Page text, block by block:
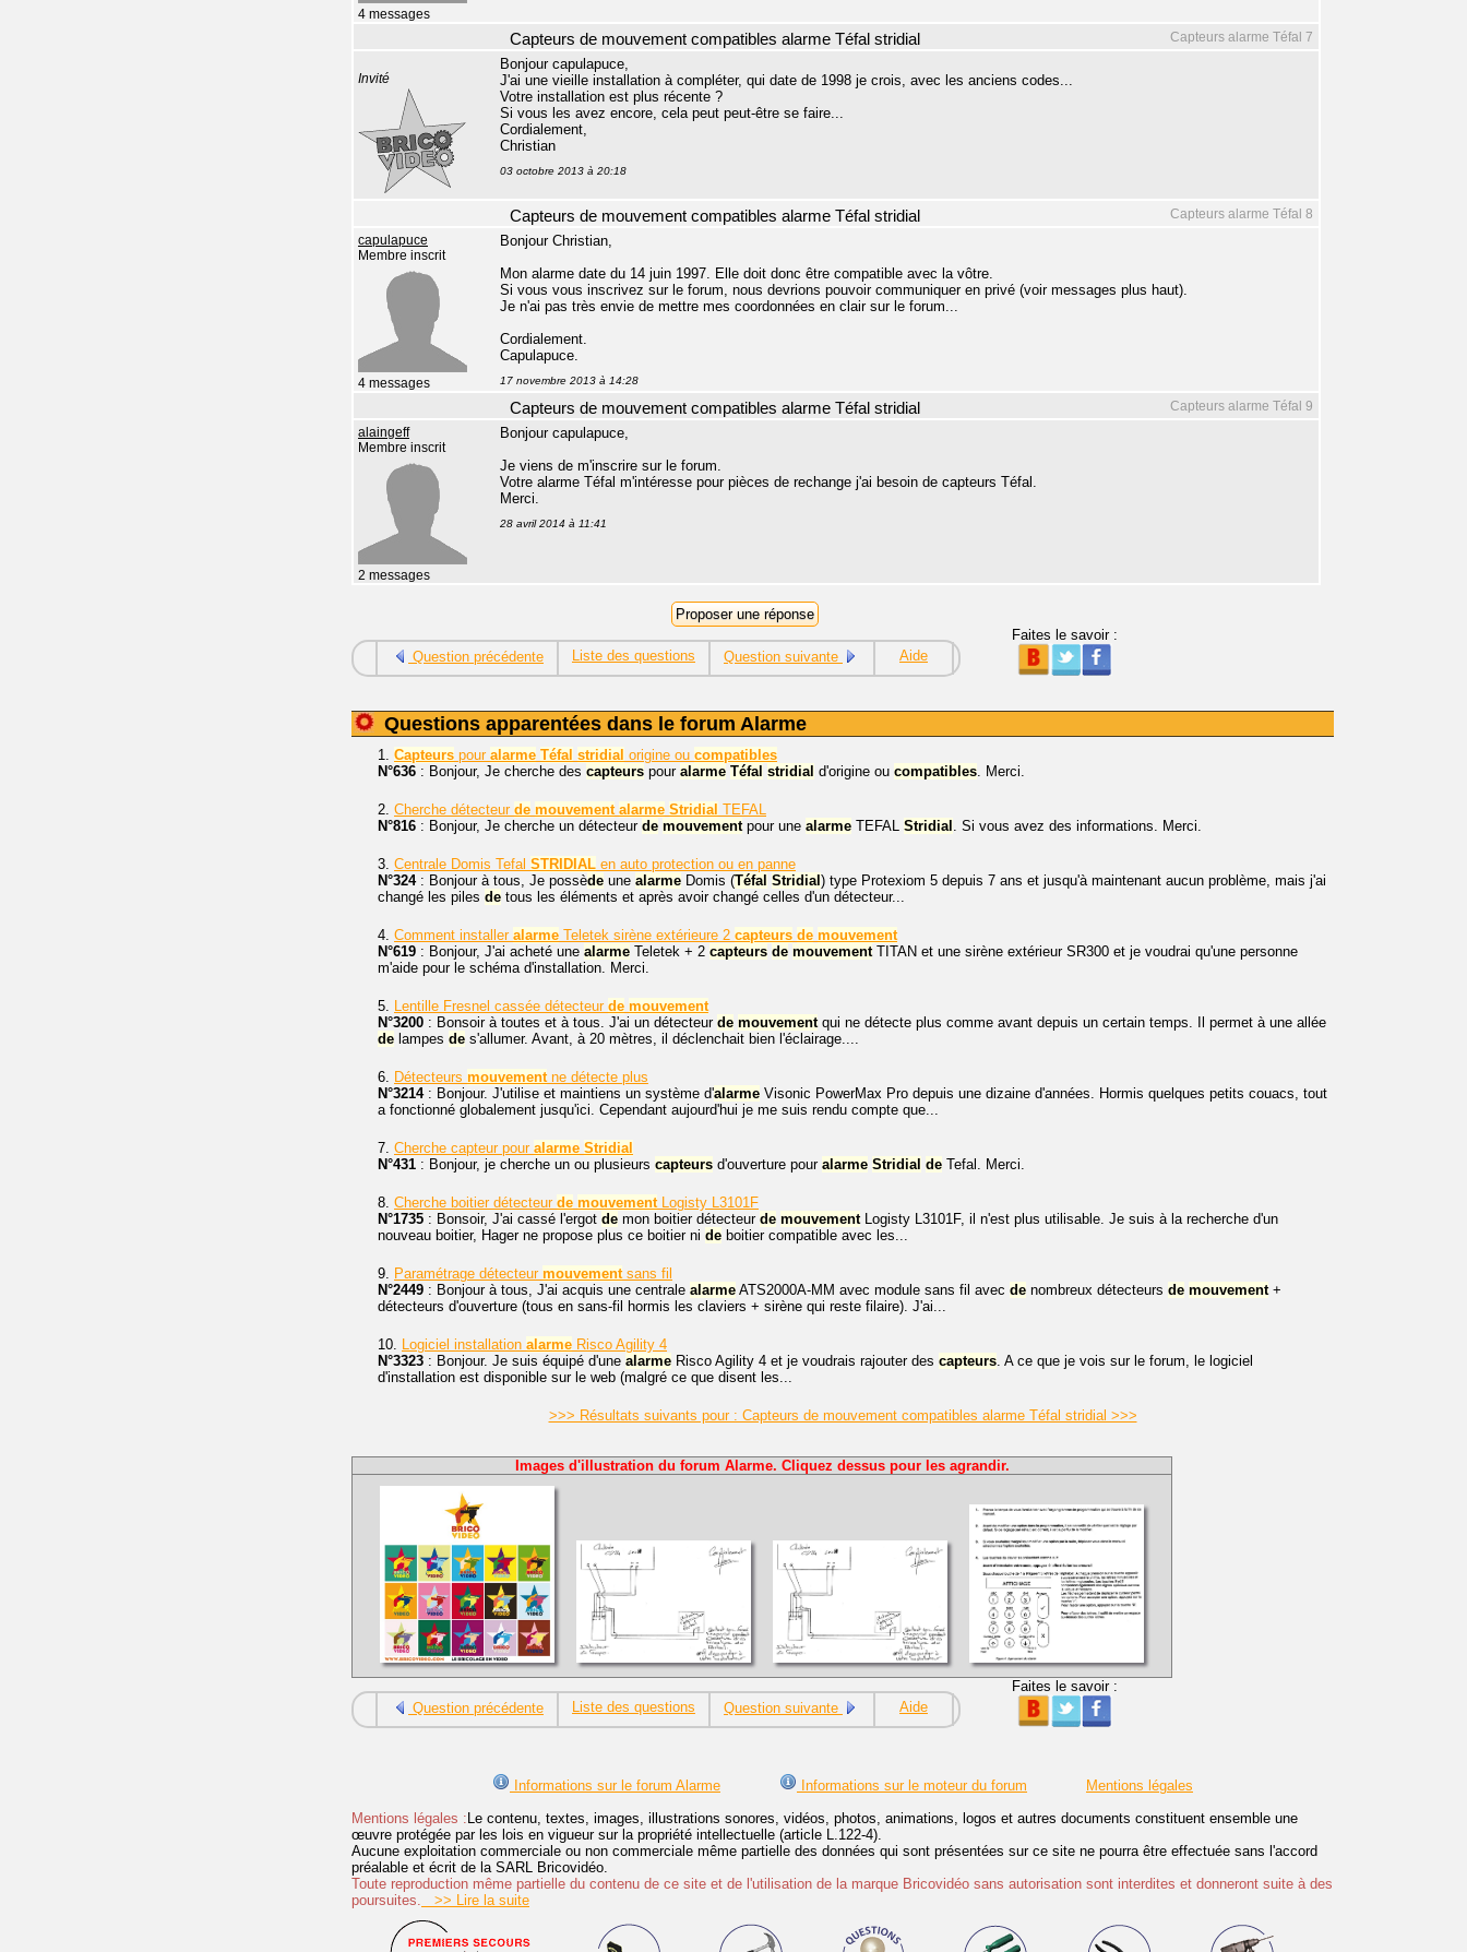
4 messages
Capteurs alarme Téfal 7
Capteurs de mouvement compatibles alarme Téfal stridial
Invité
Bonjour capulapuce,
J'ai une vieille installation à compléter, qui date de 1998 je crois, avec les anciens codes...
Votre installation est plus récente ?
Si vous les avez encore, cela peut peut-être se faire...
Cordialement,
Christian
03 octobre 2013 à 20:18
Capteurs alarme Téfal 8
Capteurs de mouvement compatibles alarme Téfal stridial
capulapuce
Membre inscrit
4 messages
Bonjour Christian,
Mon alarme date du 14 juin 1997. Elle doit donc être compatible avec la vôtre.
Si vous vous inscrivez sur le forum, nous devrions pouvoir communiquer en privé (voir messages plus haut).
Je n'ai pas très envie de mettre mes coordonnées en clair sur le forum...
Cordialement.
Capulapuce.
17 novembre 2013 à 14:28
Capteurs alarme Téfal 9
Capteurs de mouvement compatibles alarme Téfal stridial
alaingeff
Membre inscrit
2 messages
Bonjour capulapuce,
Je viens de m'inscrire sur le forum.
Votre alarme Téfal m'intéresse pour pièces de rechange j'ai besoin de capteurs Téfal.
Merci.
28 avril 2014 à 11:41
Question précédente Liste des questions Question suivante Aide
Faites le savoir :
Questions apparentées dans le forum Alarme
1. Capteurs pour alarme Téfal stridial origine ou compatibles
N°636 : Bonjour, Je cherche des capteurs pour alarme Téfal stridial d'origine ou compatibles. Merci.
2. Cherche détecteur de mouvement alarme Stridial TEFAL
N°816 : Bonjour, Je cherche un détecteur de mouvementpour une alarme TEFAL Stridial . Si vous avez des informations. Merci.
3. Centrale Domis Tefal STRIDIAL en auto protection ou en panne
N°324: Bonjour à tous, Je possède une alarme Domis (Téfal Stridial ) type Protexiom 5 depuis 7 ans et jusqu'à maintenant aucun problème, mais j'ai
changé les piles de tous les éléments et après avoir changé celles d'un détecteur...
4. Comment installer alarme Teletek sirène extérieure 2 capteurs de mouvement
N°619 : Bonjour, J'ai acheté une alarme Teletek + 2 capteurs de mouvementTITAN et une sirène extérieur SR300 et je voudrai qu'une personne
m'aide pour le schéma d'installation. Merci.
5. Lentille Fresnel cassée détecteur de mouvement
N°3200 : Bonsoir à toutes et à tous. J'ai un détecteur de mouvementqui ne détecte plus comme avant depuis un certain temps. Il permet à une allée
de lampes de s'allumer. Avant, à 20 mètres, il déclenchait bien l'éclairage....
6. Détecteurs mouvementne détecte plus
N°3214: Bonjour. J'utilise et maintiens un système d'alarme Visonic PowerMax Pro depuis une dizaine d'années. Hormis quelques petits couacs, tout
a fonctionné globalement jusqu'ici. Cependant aujourd'hui je me suis rendu compte que...
7. Cherche capteur pour alarme Stridial
N°431 : Bonjour, je cherche un ou plusieurs capteurs d'ouverture pour alarme Stridial de Tefal. Merci.
8. Cherche boitier détecteur de mouvementLogisty L3101F
N°1735 : Bonsoir, J'ai cassé l'ergot de mon boitier détecteur de mouvementLogisty L3101F, il n'est plus utilisable. Je suis à la recherche d'un
nouveau boitier, Hager ne propose plus ce boitier ni de boitier compatible avec les...
9. Paramétrage détecteur mouvementsans fil
N°2449 : Bonjour à tous, J'ai acquis une centrale alarme ATS2000A-MM avec module sans fil avec de nombreux détecteurs de mouvement+
détecteurs d'ouverture (tous en sans-fil hormis les claviers + sirène qui reste filaire). J'ai...
10. Logiciel installation alarme Risco Agility 4
N°3323 : Bonjour. Je suis équipé d'une alarme Risco Agility 4 et je voudrais rajouter des capteurs. A ce que je vois sur le forum, le logiciel
d'installation est disponible sur le web (malgré ce que disent les...
>>> Résultats suivants pour : Capteurs de mouvement compatibles alarme Téfal stridial >>>
Images d'illustration du forum Alarme. Cliquez dessus pour les agrandir.
Question précédente Liste des questions Question suivante Aide
Faites le savoir :
Informations sur le forum Alarme Informations sur le moteur du forum
Mentions légales
Mentions légales :Le contenu, textes, images, illustrations sonores, vidéos, photos, animations, logos et autres documents constituent ensemble une
œuvre protégée par les lois en vigueur sur la propriété intellectuelle (article L.122-4).
Aucune exploitation commerciale ou non commerciale même partielle des données qui sont présentées sur ce site ne pourra être effectuée sans l'accord
préalable et écrit de la SARL Bricovidéo.
Toute reproduction même partielle du contenu de ce site et de l'utilisation de la marque Bricovidéo sans autorisation sont interdites et donneront suite à des
poursuites.
>> Lire la suite